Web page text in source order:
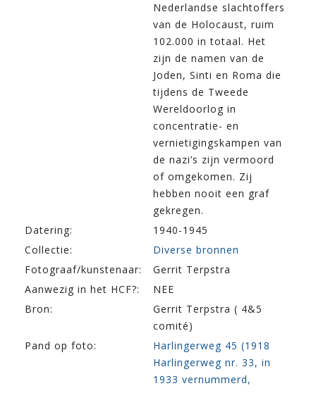
Nederlandse slachtoffers
van de Holocaust, ruim
102.000 in totaal. Het
zijn de namen van de
Joden, Sinti en Roma die
tijdens de Tweede
Wereldoorlog in
concentratie- en
vernietigingskampen van
de nazi’s zijn vermoord
of omgekomen. Zij
hebben nooit een graf
gekregen.
Datering:
1940-1945
Collectie:
Diverse bronnen
Fotograaf/kunstenaar:
Gerrit Terpstra
Aanwezig in het HCF?:
NEE
Bron:
Gerrit Terpstra ( 4&5
comité)
Pand op foto:
Harlingerweg 45 (1918
Harlingerweg nr. 33, in
1933 vernummerd,